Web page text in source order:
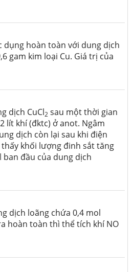
dụng hoàn toàn với dung dịch
gam kim loại Cu. Giá trị của
dịch CuCl2 sau một thời gian
lít khí (đktc) ở anot. Ngâm
dịch còn lại sau khi điện
khối lượng đinh sắt tăng
ban đầu của dung dịch
dịch loãng chứa 0,4 mol
hoàn toàn thì thể tích khí NO